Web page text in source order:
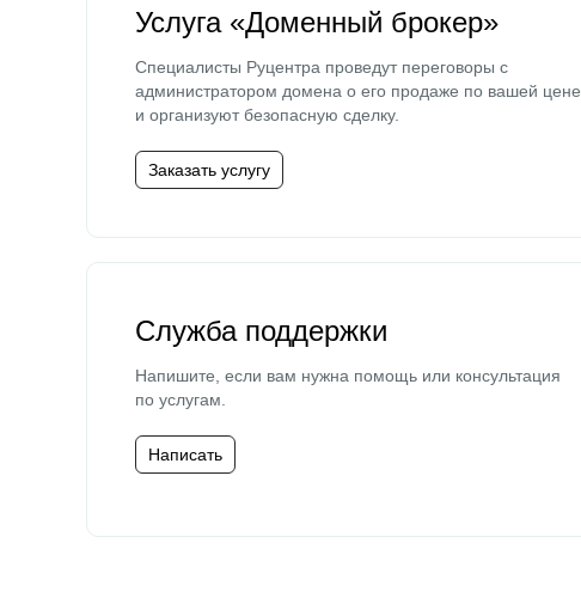
Услуга «Доменный брокер»
Специалисты Руцентра проведут переговоры с
администратором домена о его продаже по вашей цене
и организуют безопасную сделку.
Заказать услугу
Служба поддержки
Напишите, если вам нужна помощь или консультация
по услугам.
Написать